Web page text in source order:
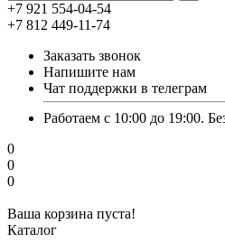
+7 921 554-04-54
+7 812 449-11-74
Заказать звонок
Напишите нам
Чат поддержки в телеграм
Работаем с 10:00 до 19:00.
0
0
0
Ваша корзина пуста!
Каталог